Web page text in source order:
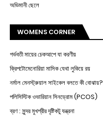
অভিমানী ছেলে
WOMENS CORNER
গর্ভবতী মায়ের চেকআপে যা করণীয়
ক্রিপটোমেনোরিয়া মাসিক যেথা লুকিয়ে রয়
নর্মাল মেনস্ট্রুয়াল সাইকেল বলতে কী বোঝায়?
পলিসিস্টিক ওভারিয়ান সিনড্রোম (PCOS)
ব্রণ : সুন্দর মুখশ্রীর দৃষ্টিকটু যন্ত্রনা